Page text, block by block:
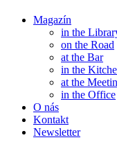
Magazín
in the
on the Road
at the Bar
in the
at the
in the Office
O nás
Kontakt
Newsletter